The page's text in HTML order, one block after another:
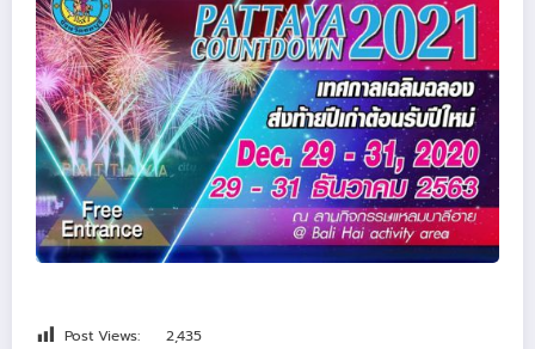
Post Views: 2,435